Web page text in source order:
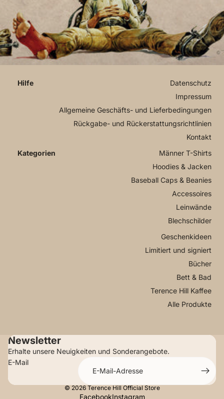
Datenschutz
Impressum
Allgemeine Geschäfts- und Lieferbedingungen
Rückgabe- und Rückerstattungsrichtlinien
Kontakt
Männer T-Shirts
Hoodies & Jacken
Baseball Caps & Beanies
Accessoires
Leinwände
Blechschilder
Geschenkideen
Limitiert und signiert
Bücher
Bett & Bad
Terence Hill Kaffee
Alle Produkte
Newsletter
Erhalte unsere Neuigkeiten und Sonderangebote.
E-Mail
© 2026 Terence Hill Official Store
FacebookInstagram